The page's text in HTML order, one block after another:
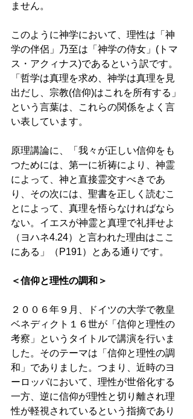
ません。
このように神学において、理性は「神
学の伴侶」乃至は「神学の侍女」(トマ
ス・アクィナス)であるという訳です。
「哲学は真理を求め、神学は真理を見
出だし、宗教(信仰)はこれを所有する」
という言葉は、これらの関係をよく言
い表しています。
原理講論に、「我々が正しい信仰をも
つためには、第一に祈祷により、神霊
によって、神と直接霊交すべきであ
り、その次には、聖書を正しく読むこ
とによって、真理を悟らなければなら
ない。イエスが神霊と真理で礼拝せよ
（ヨハネ4.24）と言われた理由はここ
にある」（P191）とある通りです。
＜信仰と理性の調和＞
２００６年９月、ドイツの大学で教皇
ベネディクト１６世が「信仰と理性の
考察」というタイトルで講演を行いま
した。そのテーマは「信仰と理性の調
和」でありました。つまり、近時のヨ
ーロッパにおいて、理性が世俗化する
一方、逆に信仰が理性と切り離され理
性が軽視されているという指摘であり